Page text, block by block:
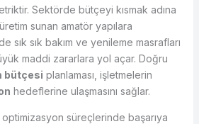
Sektörde bütçeyi kısmak adına
sunan amatör yapılara
sık sık bakım ve yenileme masrafları
maddi zararlara yol açar. Doğru
bütçesi planlaması, işletmelerin
hedeflerine ulaşmasını sağlar.
süreçlerinde başarıya